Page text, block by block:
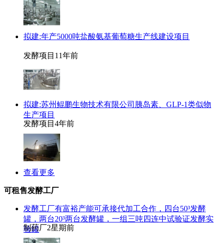
拟建:年产5000吨盐酸氨基葡萄糖生产线建设项目
发酵项目 11年前
拟建:苏州鲲鹏生物技术有限公司胰岛素、GLP-1类似物
生产项目
发酵项目 4年前
查看更多
可租售发酵工厂
发酵工厂有富裕产能可承接代加工合作，四台50³发酵
罐，两台20³两台发酵罐，一组三吨四连中试验证发酵实
验罐
制药厂2星期前